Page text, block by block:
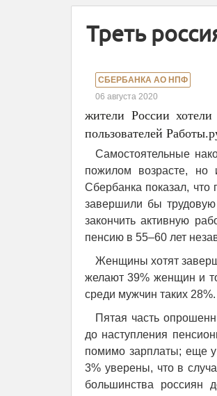
Треть
СБЕРБАНКА АО НПФ
06 августа 2020
жители России
пользователей
Самостоятельные
пожилом возрасте,
Сбербанка показал, что
завершили бы
закончить активную
пенсию в 55–60 лет
Женщины хотят
желают 39% женщин и
среди мужчин таких 28%.
Пятая часть
до наступления
помимо зарплаты; еще
3% уверены, что в
большинства россиян